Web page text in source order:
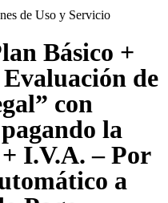
de Uso y Servicio
Básico +
de
con
la
I.V.A. – Por
a